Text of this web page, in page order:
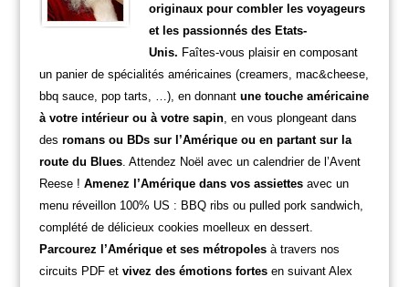
originaux pour combler les voyageurs
et les passionnés des Etats-
Unis. Faîtes-vous plaisir en composant
un panier de spécialités américaines (creamers, mac&cheese,
bbq sauce, pop tarts, …), en donnant une touche américaine
à votre intérieur ou à votre sapin, en vous plongeant dans
des romans ou BDs sur l’Amérique ou en partant sur la
route du Blues. Attendez Noël avec un calendrier de l’Avent
Reese ! Amenez l’Amérique dans vos assiettesavec un
menu réveillon 100% US : BBQ ribs ou pulled pork sandwich,
complété de délicieux cookies moelleux en dessert.
Parcourez l’Amérique et ses métropolesà travers nos
circuits PDF et vivez des émotions fortesen suivant Alex